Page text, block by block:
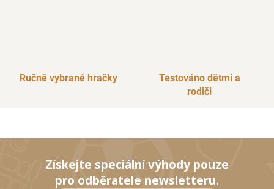
Ručně vybrané hračky
Testováno dětmi a
rodiči
Získejte speciální výhody pouze
pro odběratele newsletteru.